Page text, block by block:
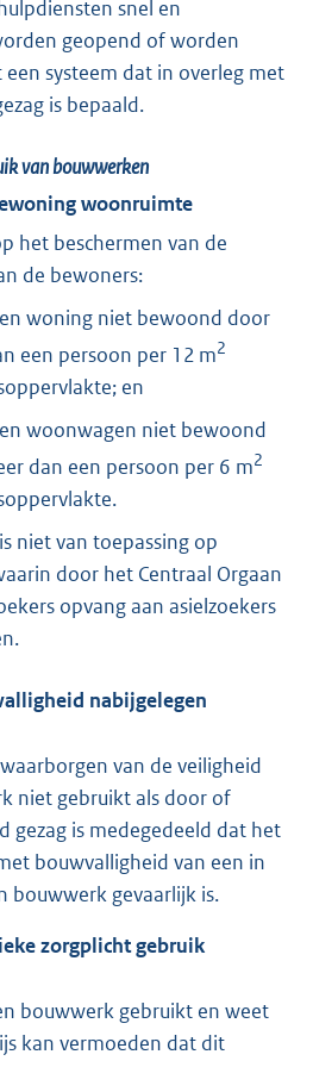
snel en
geopend of worden
systeem dat in overleg met
is bepaald.
van bouwwerken
woonruimte
het beschermen van de
de bewoners:
woning niet bewoond door
een persoon per 12 m2
en
woonwagen niet bewoond
dan een persoon per 6 m2
niet van toepassing op
door het Centraal Orgaan
opvang aan asielzoekers
nabijgelegen
van de veiligheid
niet gebruikt als door of
gezag is medegedeeld dat het
bouwvalligheid van een in
bouwwerk gevaarlijk is.
zorgplicht gebruik
bouwwerk gebruikt en weet
kan vermoeden dat dit